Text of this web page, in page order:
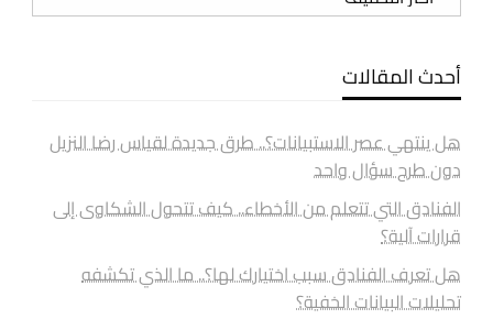
أحدث المقالات
هل ينتهي عصر الاستبيانات؟.. طرق جديدة لقياس رضا النزيل
دون طرح سؤال واحد
الفنادق التي تتعلم من الأخطاء.. كيف تتحول الشكاوى إلى
قرارات آلية؟
هل تعرف الفنادق سبب اختيارك لها؟.. ما الذي تكشفه
تحليلات البيانات الخفية؟